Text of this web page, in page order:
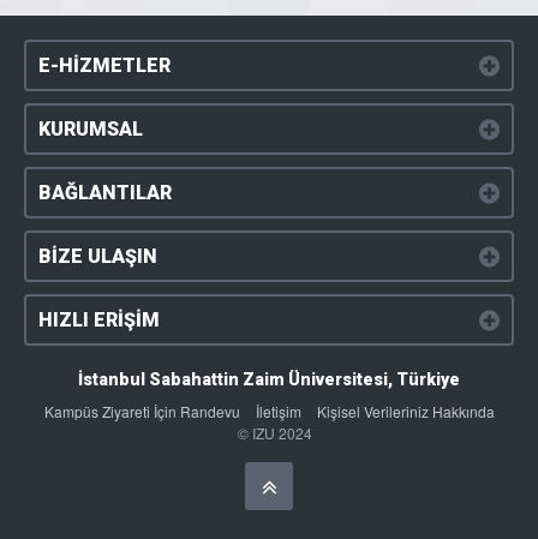
E-HİZMETLER
KURUMSAL
BAĞLANTILAR
BİZE ULAŞIN
HIZLI ERİŞİM
İstanbul Sabahattin Zaim Üniversitesi, Türkiye
Kampüs Ziyareti İçin Randevu İletişim
Kişisel Verileriniz Hakkında
© IZU 2024
Başa Dön